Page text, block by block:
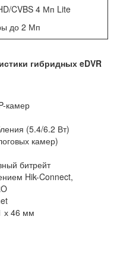
CVBS 4 Мп Lite
до 2 Мп
гибридных eDVR
камер
(5.4/6.2 Вт)
камер)
битрейт
Hik-Connect,
х 46 мм